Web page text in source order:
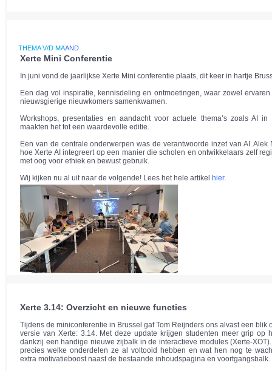
THEMA V/D MAAND
Xerte Mini Conferentie
In juni vond de jaarlijkse Xerte Mini conferentie plaats, dit keer in hartje
Een dag vol inspiratie, kennisdeling en ontmoetingen, waar zowel
nieuwsgierige nieuwkomers samenkwamen.
Workshops, presentaties en aandacht voor actuele thema’s zoals AI in
maakten het tot een waardevolle editie.
Een van de centrale onderwerpen was de verantwoorde inzet van AI. Alek
hoe Xerte AI integreert op een manier die scholen en ontwikkelaars zelf
met oog voor ethiek en bewust gebruik.
Wij kijken nu al uit naar de volgende! Lees het hele artikel
hier.
Xerte 3.14: Overzicht en nieuwe functies
Tijdens de miniconferentie in Brussel gaf Tom Reijnders ons alvast een blik
versie van Xerte: 3.14. Met deze update krijgen studenten meer grip op
dankzij een handige nieuwe zijbalk in de interactieve modules (Xerte-
precies welke onderdelen ze al voltooid hebben en wat hen nog te
extra motivatieboost naast de bestaande inhoudspagina en voortgangsbalk.